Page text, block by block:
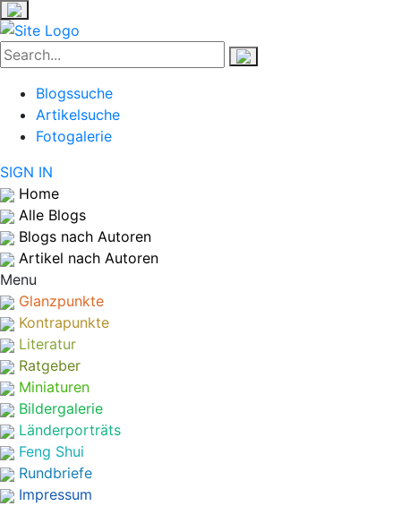
Blogssuche
Artikelsuche
Fotogalerie
SIGN IN
Home
Alle Blogs
Blogs nach Autoren
Artikel nach Autoren
Menu
Glanzpunkte
Kontrapunkte
Literatur
Ratgeber
Miniaturen
Bildergalerie
Länderporträts
Feng Shui
Rundbriefe
Impressum